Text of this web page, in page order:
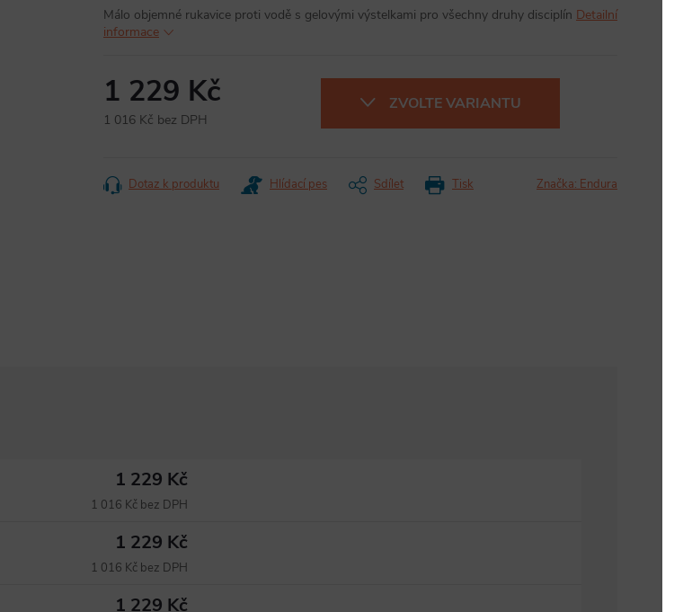
Málo objemné rukavice proti vodě s gelovými výstelkami pro všechny druhy disciplín Detailní
informace
1 229 Kč
1 016 Kč bez DPH
ZVOLTE VARIANTU
Tisk
Dotaz k produktu Hlídací pes Sdílet Značka: Endura
1 229 Kč
1 016 Kč bez DPH
1 229 Kč
1 016 Kč bez DPH
1 229 Kč